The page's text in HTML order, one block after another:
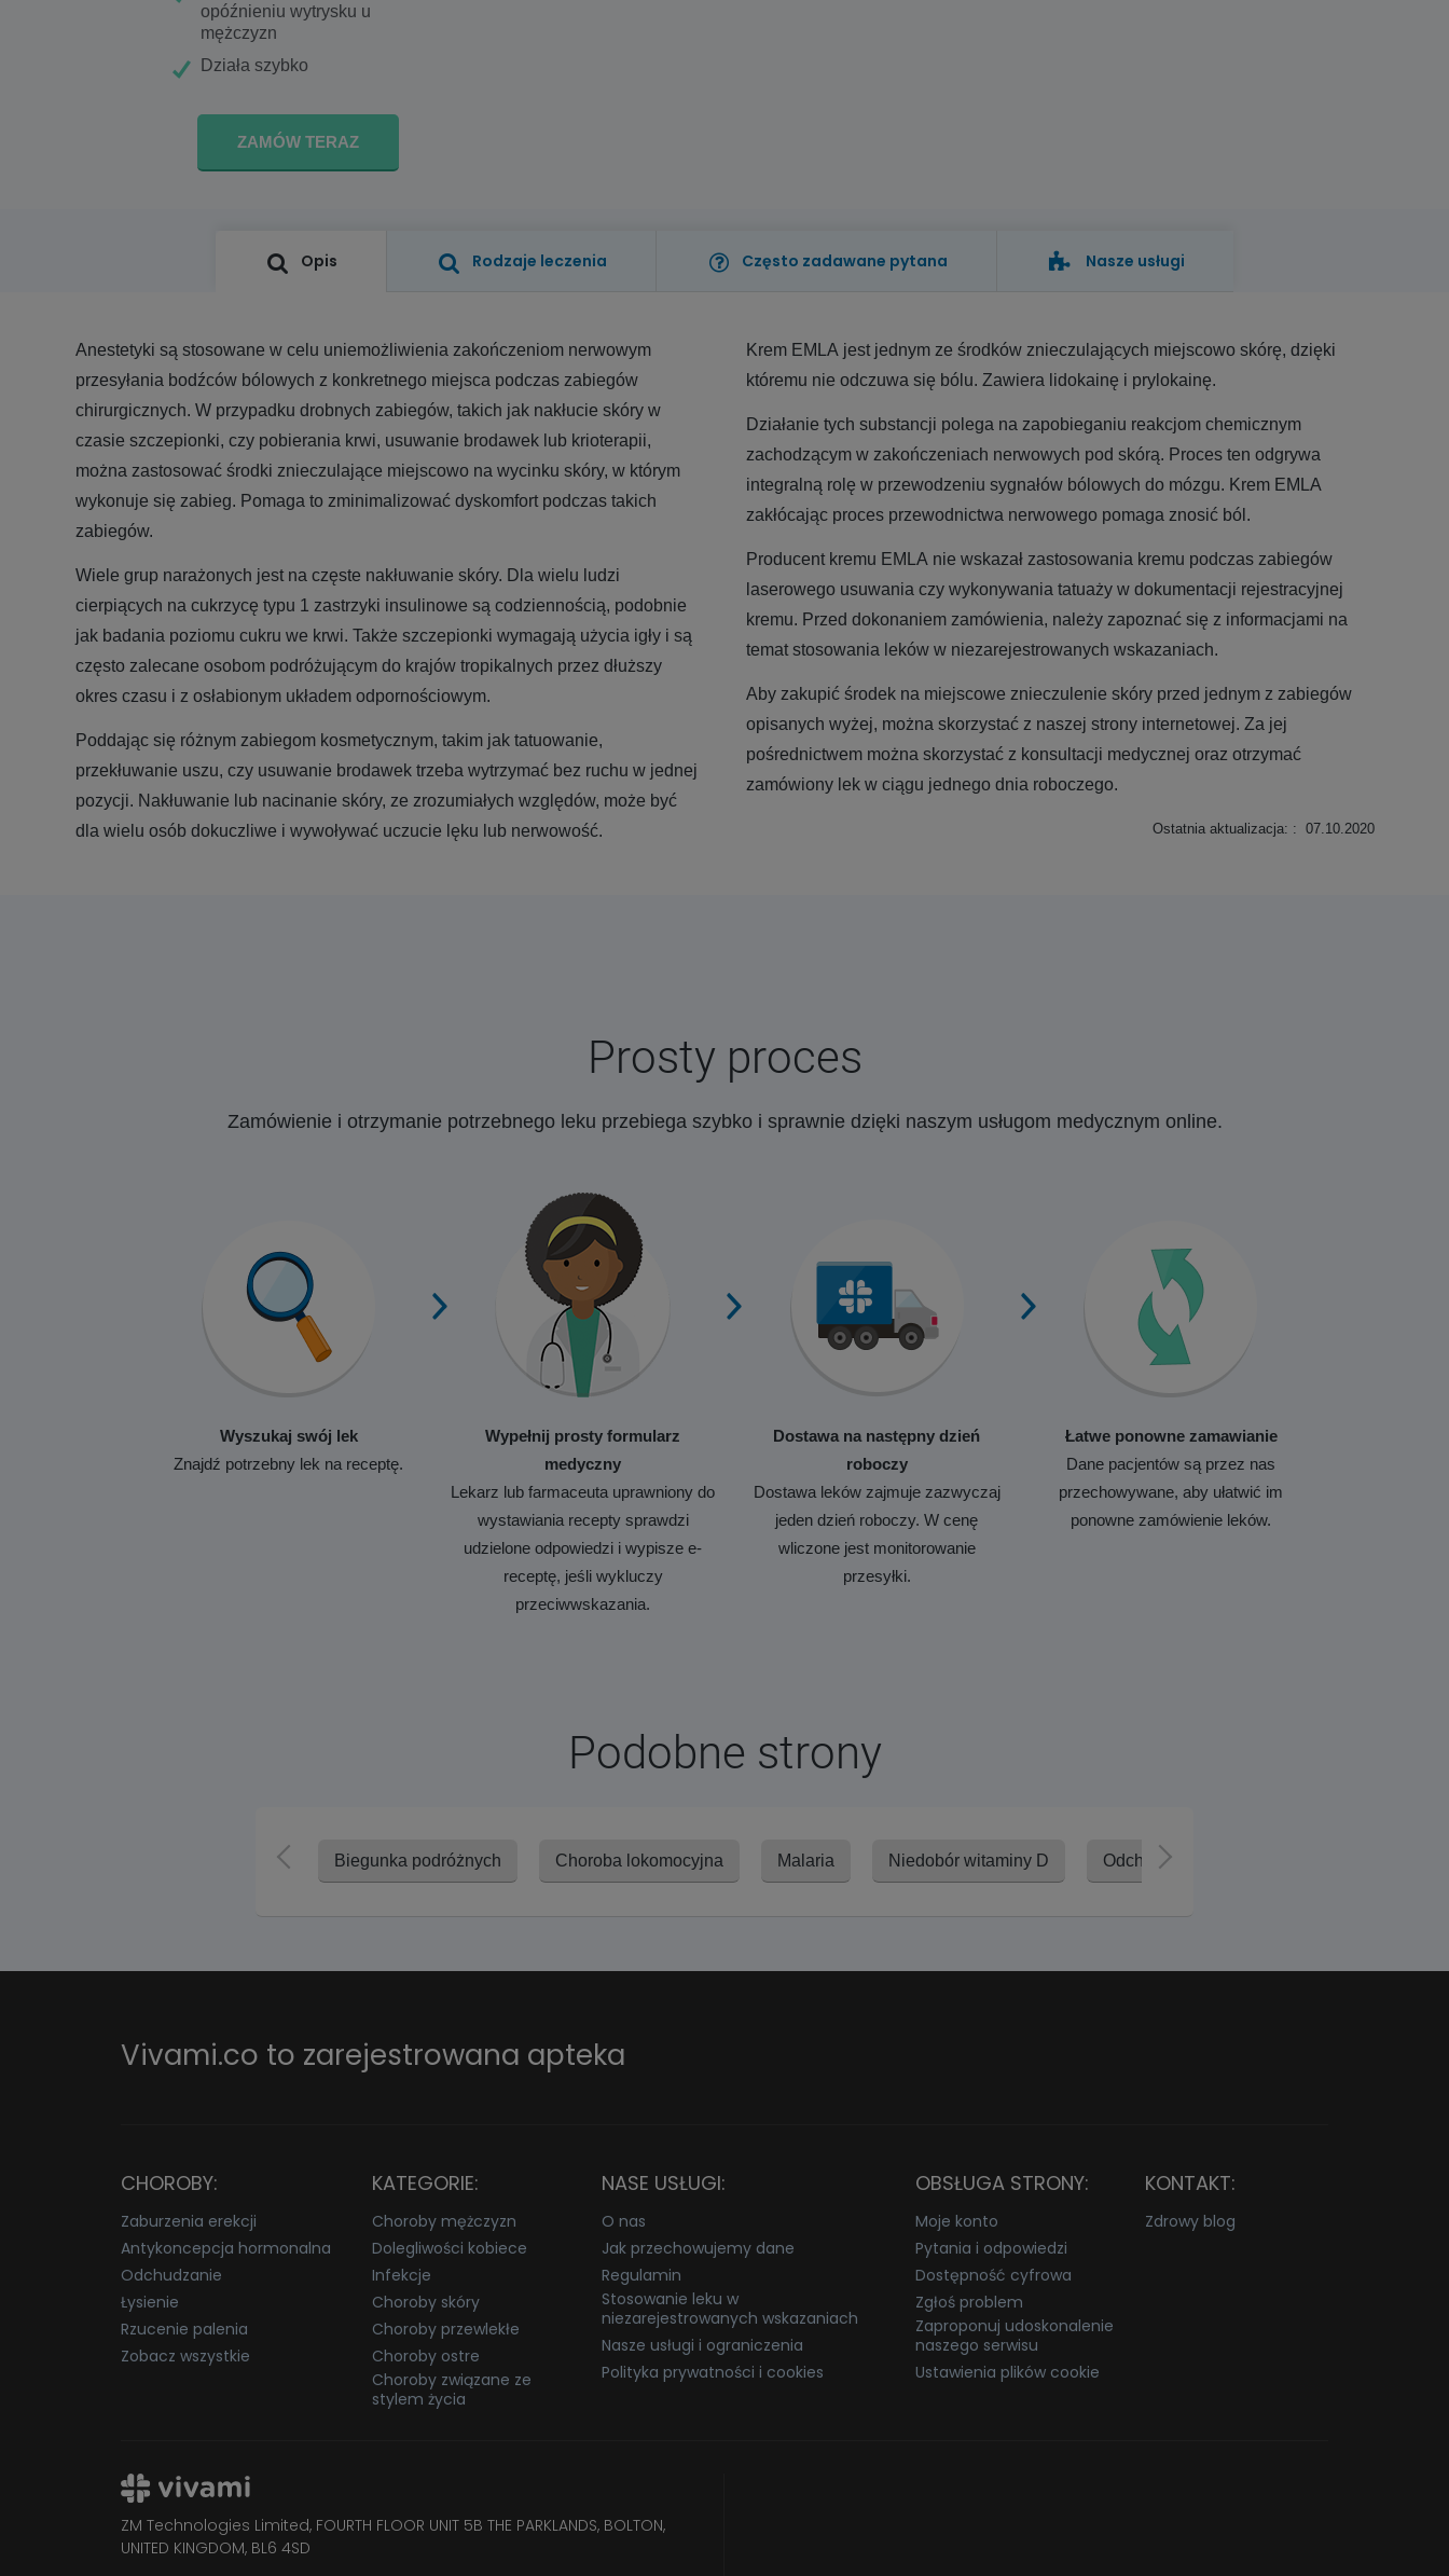
opóźnieniu wytrysku u
mężczyzn
Działa szybko
ZAMÓW TERAZ
Opis Rodzaje leczenia Często zadawane pytana Nasze usługi
Anestetyki są stosowane w celu uniemożliwienia zakończeniom nerwowym
przesyłania bodźców bólowych z konkretnego miejsca podczas zabiegów
chirurgicznych. W przypadku drobnych zabiegów, takich jak nakłucie skóry w
czasie szczepionki, czy pobierania krwi, usuwanie brodawek lub krioterapii,
można zastosować środki znieczulające miejscowo na wycinku skóry, w którym
wykonuje się zabieg. Pomaga to zminimalizować dyskomfort podczas takich
zabiegów.
Wiele grup narażonych jest na częste nakłuwanie skóry. Dla wielu ludzi
cierpiących na cukrzycę typu 1 zastrzyki insulinowe są codziennością, podobnie
jak badania poziomu cukru we krwi. Także szczepionki wymagają użycia igły i są
często zalecane osobom podróżującym do krajów tropikalnych przez dłuższy
okres czasu i z osłabionym układem odpornościowym.
Poddając się różnym zabiegom kosmetycznym, takim jak tatuowanie,
przekłuwanie uszu, czy usuwanie brodawek trzeba wytrzymać bez ruchu w jednej
pozycji. Nakłuwanie lub nacinanie skóry, ze zrozumiałych względów, może być
dla wielu osób dokuczliwe i wywoływać uczucie lęku lub nerwowość.
Krem EMLA jest jednym ze środków znieczulających miejscowo skórę, dzięki
któremu nie odczuwa się bólu. Zawiera l idokainę i prylokainę.
Działanie tych substancji polega na zapobieganiu reakcjom chemicznym
zachodzącym w zakończeniach nerwowych pod skórą. Proces ten odgrywa
integralną rolę w przewodzeniu sygnałów bólowych do mózgu. Krem EMLA
zakłócając proces przewodnictwa nerwowego pomaga znosić ból.
Producent kremu EMLA nie wskazał zastosowania kremu podczas zabiegów
laserowego usuwania czy wykonywania tatuaży w dokumentacji rejestracyjnej
kremu. Przed dokonaniem zamówienia, należy zapoznać się z informacjami na
temat stosowania leków w niezarejestrowanych wskazaniach.
Aby zakupić środek na miejscowe znieczulenie skóry przed jednym z zabiegów
opisanych wyżej, można skorzystać z naszej strony internetowej. Za jej
pośrednictwem można skorzystać z konsultacji medycznej oraz otrzymać
zamówiony lek w ciągu jednego dnia roboczego.
Ostatnia aktualizacja: : 07.10.2020
Prosty proces
Zamówienie i otrzymanie potrzebnego leku przebiega szybko i sprawnie dzięki naszym usługom medycznym online.
Wyszukaj swój lek
Znajdź potrzebny lek na receptę.
Wypełnij prosty formularz
medyczny
Lekarz lub farmaceuta uprawniony do
wystawiania recepty sprawdzi
udzielone odpowiedzi i wypisze e-
receptę, jeśli wykluczy
przeciwwskazania.
Dostawa na następny dzień
roboczy
Dostawa leków zajmuje zazwyczaj
jeden dzień roboczy. W cenę
wliczone jest monitorowanie
przesyłki.
Łatwe ponowne zamawianie
Dane pacjentów są przez nas
przechowywane, aby ułatwić im
ponowne zamówienie leków.
Podobne strony
Biegunka podróżnych Choroba lokomocyjna Malaria Niedobór witaminy D Odchudzanie
Vivami.co to zarejestrowana apteka
CHOROBY:
Zaburzenia erekcji
Antykoncepcja hormonalna
Odchudzanie
Łysienie
Rzucenie palenia
Zobacz wszystkie
KATEGORIE:
Choroby mężczyzn
Dolegliwości kobiece
Infekcje
Choroby skóry
Choroby przewlekłe
Choroby ostre
Choroby związane ze
stylem życia
NASE USŁUGI:
O nas
Jak przechowujemy dane
Regulamin
Stosowanie leku w
niezarejestrowanych wskazaniach
Nasze usługi i ograniczenia
Polityka prywatności i cookies
OBSŁUGA STRONY:
Moje konto
Pytania i odpowiedzi
Dostępność cyfrowa
Zgłoś problem
Zaproponuj udoskonalenie
naszego serwisu
Ustawienia plików cookie
KONTAKT:
Zdrowy blog
ZM Technologies Limited, FOURTH FLOOR UNIT 5B THE PARKLANDS, BOLTON,
UNITED KINGDOM, BL6 4SD